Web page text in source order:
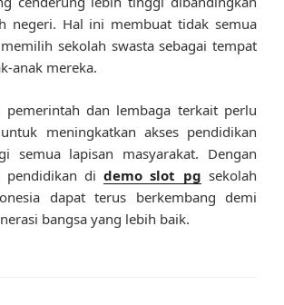
negeri. Hal ini membuat tidak semua
sekolah swasta sebagai tempat
anak mereka.
pemerintah dan lembaga terkait perlu
meningkatkan akses pendidikan
semua lapisan masyarakat. Dengan
pendidikan didemo slot pg sekolah
dapat terus berkembang demi
bangsa yang lebih baik.